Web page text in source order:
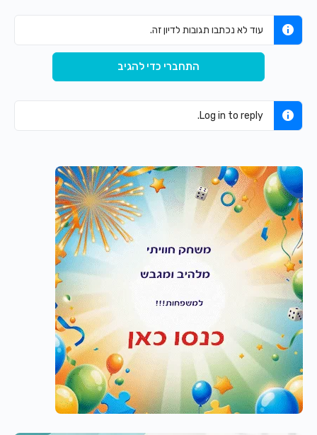
עוד לא נכתבו תגובות לדיון זה.
התחברי כדי להגיב
Log in to reply.